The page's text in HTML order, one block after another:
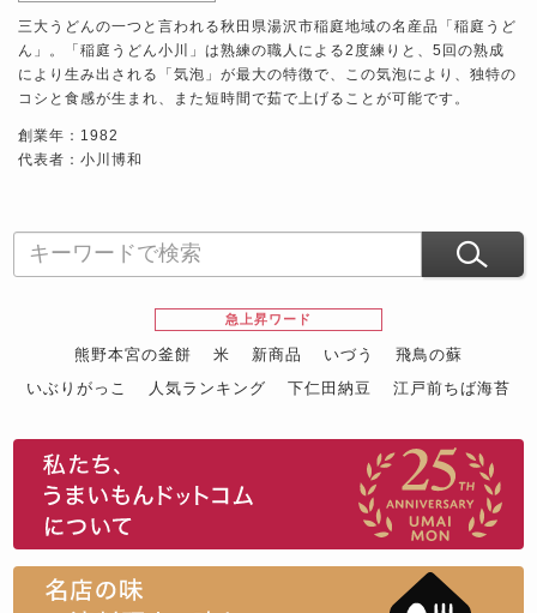
三大うどんの一つと言われる秋田県湯沢市稲庭地域の名産品「稲庭うど
ん」。「稲庭うどん小川」は熟練の職人による2度練りと、5回の熟成
により生み出される「気泡」が最大の特徴で、この気泡により、独特の
コシと食感が生まれ、また短時間で茹で上げることが可能です。
創業年：1982
代表者：小川博和
急上昇ワード
熊野本宮の釜餅 米 新商品 いづう
飛鳥の蘇
いぶりがっこ
人気ランキング 下仁田納豆
江戸前ちば海苔